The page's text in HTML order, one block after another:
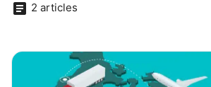
2 articles